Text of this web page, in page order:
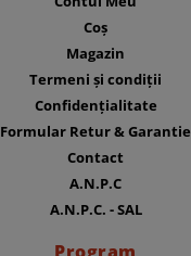
Coș
Magazin
Termeni și condiții
Confidențialitate
Formular Retur & Garantie
Contact
A.N.P.C
A.N.P.C. - SAL